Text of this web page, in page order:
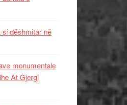
si dëshmitar në
monumentale
At Gjergj